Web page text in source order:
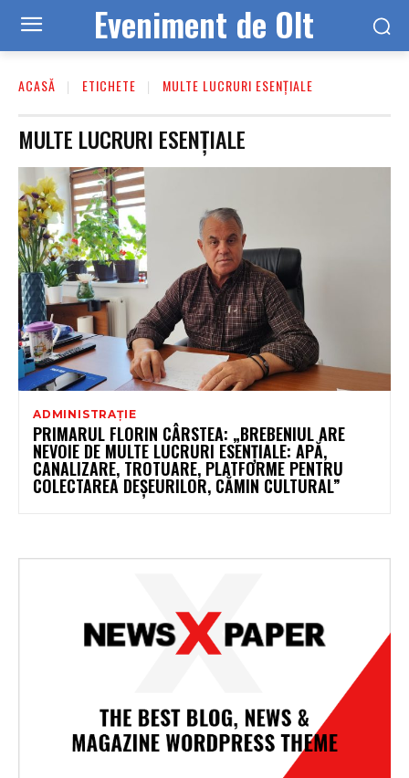
Eveniment de Olt
ACASĂ ETICHETE MULTE LUCRURI ESENȚIALE
MULTE LUCRURI ESENȚIALE
ADMINISTRAȚIE
PRIMARUL FLORIN CÂRSTEA: „BREBENIUL ARE
NEVOIE DE MULTE LUCRURI ESENȚIALE: APĂ,
CANALIZARE, TROTUARE, PLATFORME PENTRU
COLECTAREA DEȘEURILOR, CĂMIN CULTURAL”